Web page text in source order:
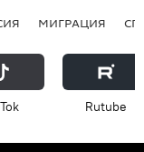
МИГРАЦИЯ
Rutube